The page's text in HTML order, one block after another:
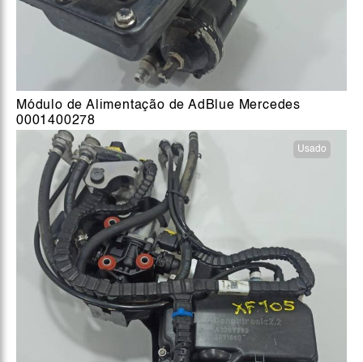
Módulo de Alimentação de AdBlue Mercedes
0001400278
Usado